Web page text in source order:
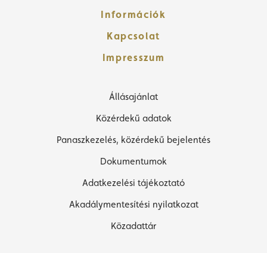
Információk
Kapcsolat
Impresszum
Állásajánlat
Közérdekű adatok
Panaszkezelés, közérdekű bejelentés
Dokumentumok
Adatkezelési tájékoztató
Akadálymentesítési nyilatkozat
Közadattár